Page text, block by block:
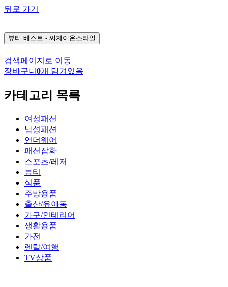
뒤로 가기
뷰티 베스트 - 씨제이온스타일
검색페이지로 이동
장바구니 0개 담겨있음
카테고리 목록
여성패션
남성패션
언더웨어
패션잡화
스포츠/레저
뷰티
식품
주방용품
출산/유아동
가구/인테리어
생활용품
가전
렌탈/여행
TV상품